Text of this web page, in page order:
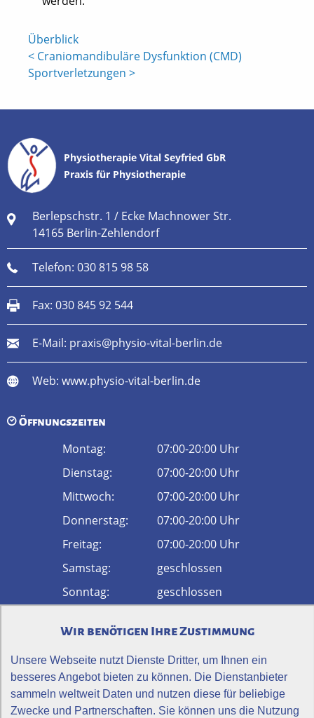
< Craniomandibuläre Dysfunktion (CMD)
Überblick
Sportverletzungen >
Physiotherapie Vital Seyfried GbR
Praxis für Physiotherapie
Berlepschstr. 1 / Ecke Machnower Str.
14165 Berlin-Zehlendorf
Telefon: 030 815 98 58
Fax: 030 845 92 544
E-Mail: praxis@physio-vital-berlin.de
Web: www.physio-vital-berlin.de
Öffnungszeiten
Montag:
07:00-20:00 Uhr
Dienstag:
07:00-20:00 Uhr
Mittwoch:
07:00-20:00 Uhr
Donnerstag:
07:00-20:00 Uhr
Freitag:
07:00-20:00 Uhr
Samstag:
geschlossen
Sonntag:
geschlossen
Physiotherapie Vital
52Bewertungen auf ProvenExpert.com
Anfahrt
Wir benötigen Ihre Zustimmung
Unsere Webseite nutzt Dienste Dritter, um Ihnen ein
besseres Angebot bieten zu können. Die Dienstanbieter
sammeln weltweit Daten und nutzen diese für beliebige
Zwecke und Partnerschaften. Sie können uns die Nutzung